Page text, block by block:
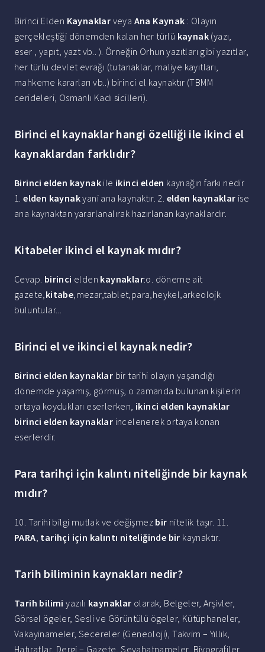
Birinci Elden Kaynaklar veya Ana Kaynak : Olayın
gerçekleştiği dönemden kalan her türlü kaynak (yazı,
eser , yapıt, yazt vb.. ). Örneğin Orhun yazıtları gibi yazıtlar,
her türlü devlet evrağı (tutanaklar, maliye kayıtları,
mahkeme kararları vb..) birinci el kaynaktır (TBMM
cerideleri, Osmanlı Kadı sicilleri).
Birinci el kaynaklar hangi özelliği ile ikinci el
kaynaklardan farklıdır?
Birinci elden kaynak ile ikinci elden kaynağın farkı nedir
1.elden kaynakyani ana kaynaktır. 2. elden kaynaklar ise
ana kaynaktan yararlanalırak hazırlanan kaynaklardır.
Kitabeler ikinci el kaynak mıdır?
Cevap. birinci elden kaynaklar:o. döneme ait
gazete,kitabe,mezar,tablet,para,heykel,arkeolojk
buluntular...
Birinci el ve ikinci el kaynak nedir?
Birinci elden kaynaklar bir tarihi olayın yaşandığı
dönemde yaşamış, görmüş, o zamanda bulunan kişilerin
ortaya koydukları eserlerken, ikinci elden kaynaklar
birinci elden kaynaklar incelenerek ortaya konan
eserlerdir.
Para tarihçi için kalıntı niteliğinde bir kaynak
mıdır?
10. Tarihi bilgi mutlak ve değişmez bir nitelik taşır. 11.
PARA, tarihçi için kalıntı niteliğinde bir kaynaktır.
Tarih biliminin kaynakları nedir?
Tarih bilimi yazılı kaynaklar olarak; Belgeler, Arşivler,
Görsel ögeler, Sesli ve Görüntülü ögeler, Kütüphaneler,
Vakayinameler, Secereler (Geneoloji), Takvim – Yıllık,
Hatıratlar, Dergi – Gazete, Seyahatnameler, Biyografiler